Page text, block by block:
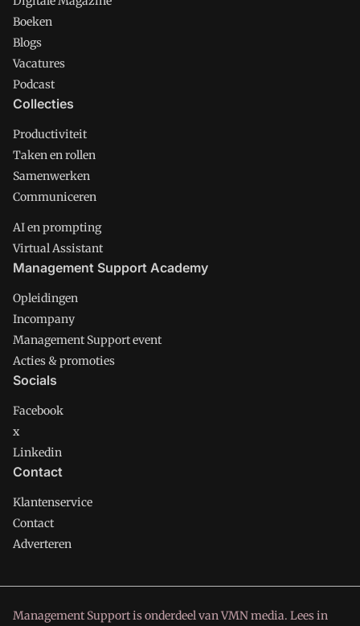
Boeken
Blogs
Vacatures
Podcast
Collecties
Productiviteit
Taken en rollen
Samenwerken
Communiceren
AI en prompting
Virtual Assistant
Management Support Academy
Opleidingen
Incompany
Management Support event
Acties & promoties
Socials
Facebook
x
Linkedin
Contact
Klantenservice
Contact
Adverteren
Management Support is onderdeel van VMN media. Lees in